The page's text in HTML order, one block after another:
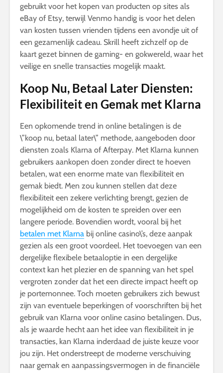
gebruikt voor het kopen van producten op sites als
eBay of Etsy, terwijl Venmo handig is voor het delen
van kosten tussen vrienden tijdens een avondje uit of
een gezamenlijk cadeau. Skrill heeft zichzelf op de
kaart gezet binnen de gaming- en gokwereld, waar het
veilige en snelle transacties mogelijk maakt.
Koop Nu, Betaal Later Diensten:
Flexibiliteit en Gemak met Klarna
Een opkomende trend in online betalingen is de
\”koop nu, betaal later\” methode, aangeboden door
diensten zoals Klarna of Afterpay. Met Klarna kunnen
gebruikers aankopen doen zonder direct te hoeven
betalen, wat een enorme mate van flexibiliteit en
gemak biedt. Men zou kunnen stellen dat deze
flexibiliteit een zekere verlichting brengt, gezien de
mogelijkheid om de kosten te spreiden over een
langere periode. Bovendien wordt, vooral bij het
betalen met Klarna bij online casino\’s, deze aanpak
gezien als een groot voordeel. Het toevoegen van een
dergelijke flexibele betaaloptie in een dergelijke
context kan het plezier en de spanning van het spel
vergroten zonder dat het een directe impact heeft op
je portemonnee. Toch moeten gebruikers zich bewust
zijn van eventuele beperkingen of voorschriften bij het
gebruik van Klarna voor online casino betalingen. Dus,
als je waarde hecht aan het idee van flexibiliteit in je
transacties, kan Klarna inderdaad de juiste keuze voor
jou zijn. Het onderstreept de moderne verschuiving
naar gemak en aanpassingsvermogen in de financiële